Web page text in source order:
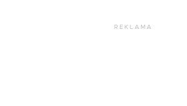
REKLAMA